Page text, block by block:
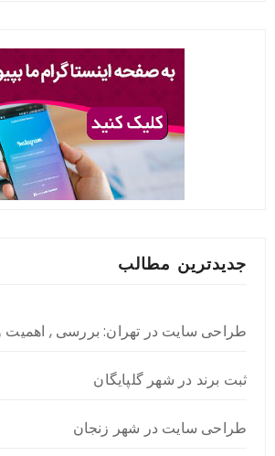
جدیدترین مطالب
طراحی سایت در تهران: بررسی ,
ثبت برند در شهر گلپایگان
طراحی سایت در شهر زنجان